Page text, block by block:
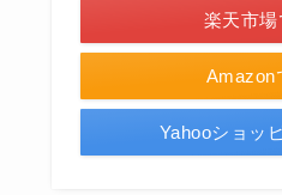
Amazon
楽天市場
Yahooショッ